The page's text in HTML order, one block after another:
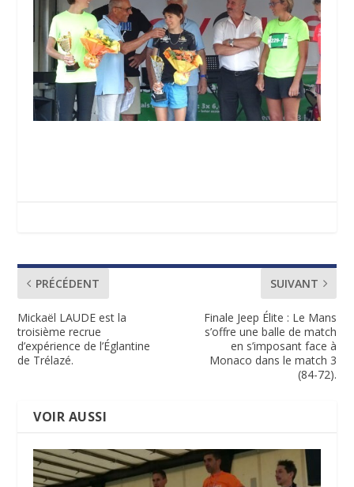
PRÉCÉDENT
Mickaël LAUDE est la
troisième recrue
d’expérience de l’Églantine
de Trélazé.
SUIVANT
Finale Jeep Élite : Le Mans
s’offre une balle de match
en s’imposant face à
Monaco dans le match 3
(84-72).
VOIR AUSSI